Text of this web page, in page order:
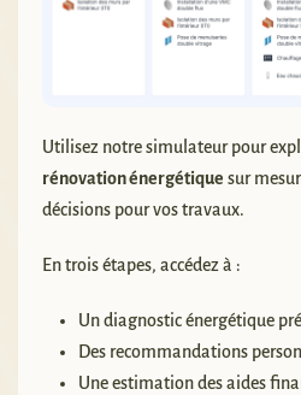
Utilisez notre simulateur pour
rénovation énergétique sur
décisions pour vos travaux.
En trois étapes, accédez à :
Un diagnostic énergétique
Des recommandations
Une estimation des aides